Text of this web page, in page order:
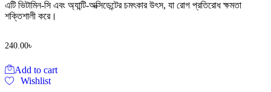
এটি ভিটামিন-সি এবং অ্যান্টি-অক্সিডেন্টের চমৎকার উৎস, যা রোগ প্রতিরোধ ক্ষমতা
শক্তিশালী করে।
240.00৳
Add to cart
Wishlist